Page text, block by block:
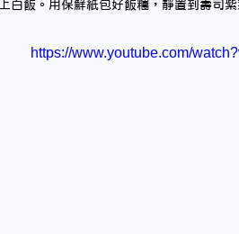
白飯。用保鮮紙包好飯糰，靜置到壽司紫
https://www.youtube.com/